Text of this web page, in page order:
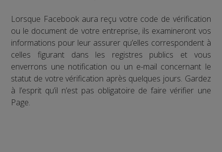
Lorsque Facebook aura reçu votre code de vérification
ou le document de votre entreprise, ils examineront vos
informations pour leur assurer qu’elles correspondent à
celles figurant dans les registres publics et vous
enverrons une notification ou un e-mail concernant le
statut de votre vérification après quelques jours. Gardez
à l’esprit qu’il n’est pas obligatoire de faire vérifier une
Page.